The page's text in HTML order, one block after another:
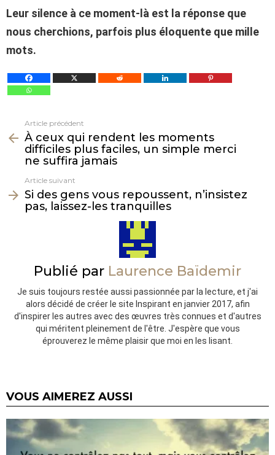
Leur silence à ce moment-là est la réponse que
nous cherchions, parfois plus éloquente que mille
mots.
plus
Article précédent
À ceux qui rendent les moments
difficiles plus faciles, un simple merci
ne suffira jamais
Article suivant
Si des gens vous repoussent, n’insistez
pas, laissez-les tranquilles
Publié par Laurence Baïdemir
Je suis toujours restée aussi passionnée par la lecture, et j'ai
alors décidé de créer le site Inspirant en janvier 2017, afin
d'inspirer les autres avec des œuvres très connues et d'autres
qui méritent pleinement de l'être. J'espère que vous
éprouverez le même plaisir que moi en les lisant.
VOUS AIMEREZ AUSSI